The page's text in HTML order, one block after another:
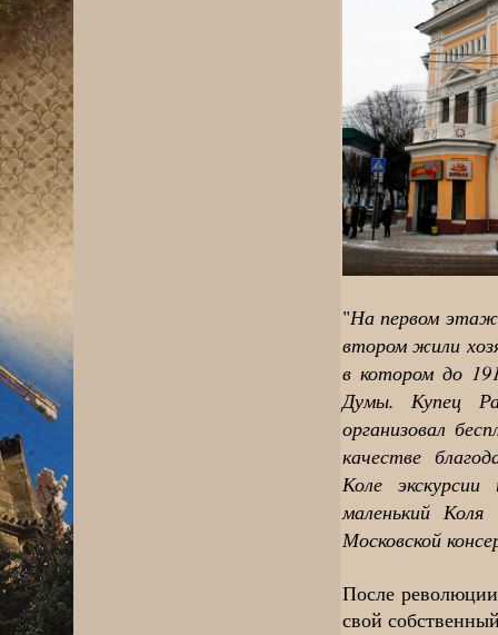
"На первом
втором жили
в котором до
Думы. Купец
организовал
качестве
Коле
маленький
Московской
После
свой